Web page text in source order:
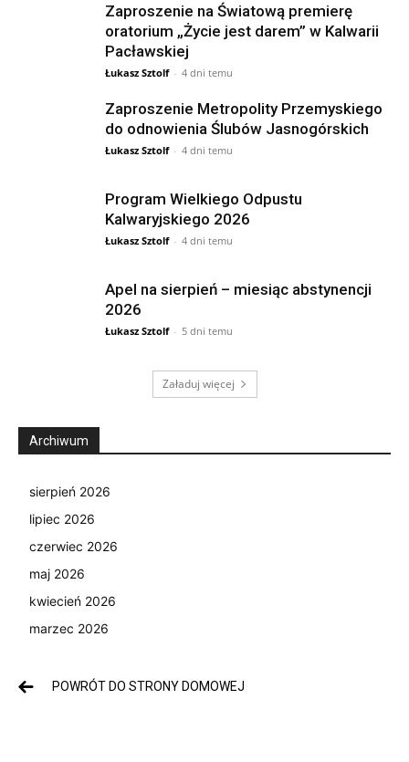
Zaproszenie na Światową premierę
oratorium „Życie jest darem” w Kalwarii
Pacławskiej
Łukasz Sztolf - 4 dni temu
Zaproszenie Metropolity Przemyskiego
do odnowienia Ślubów Jasnogórskich
Łukasz Sztolf - 4 dni temu
Program Wielkiego Odpustu
Kalwaryjskiego 2026
Łukasz Sztolf - 4 dni temu
Apel na sierpień – miesiąc abstynencji
2026
Łukasz Sztolf - 5 dni temu
Załaduj więcej
Archiwum
sierpień 2026
lipiec 2026
czerwiec 2026
maj 2026
kwiecień 2026
marzec 2026
POWRÓT DO STRONY DOMOWEJ